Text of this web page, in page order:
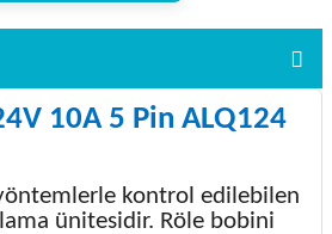
10A 5 Pin ALQ124
kontrol edilebilen
ünitesidir. Röle bobini